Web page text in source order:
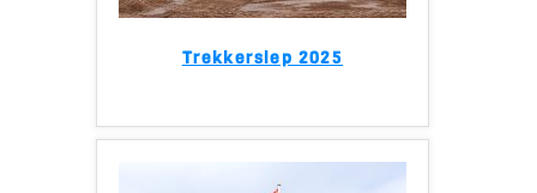
Trekkerslep 2025